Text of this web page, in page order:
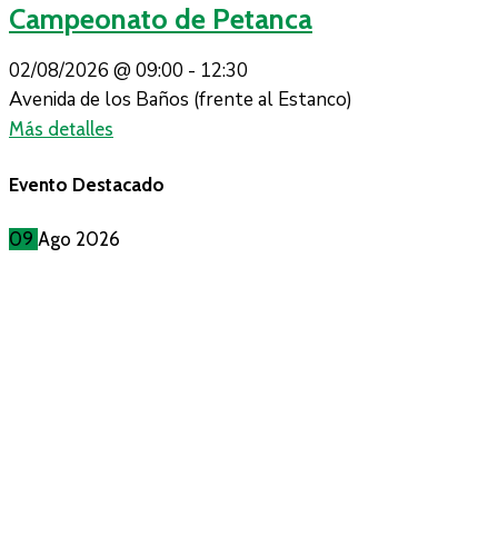
Campeonato de Petanca
02/08/2026 @ 09:00 - 12:30
Avenida de los Baños (frente al Estanco)
Más detalles
Evento Destacado
09 Ago 2026